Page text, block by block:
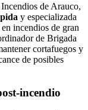
de Arauco,
y especializada
incendios de gran
de Brigada
cortafuegos y
de posibles
incendio